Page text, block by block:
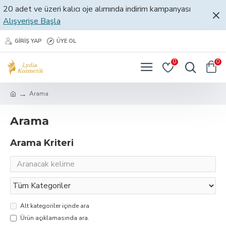
20 adet ve üzeri kalıcı oje alımında indirim kampanyası
Alışverişe Başla
GIRIŞ YAP ÜYE OL
0 0
Arama
Arama
Arama Kriteri
Alt kategoriler içinde ara
Ürün açıklamasında ara.